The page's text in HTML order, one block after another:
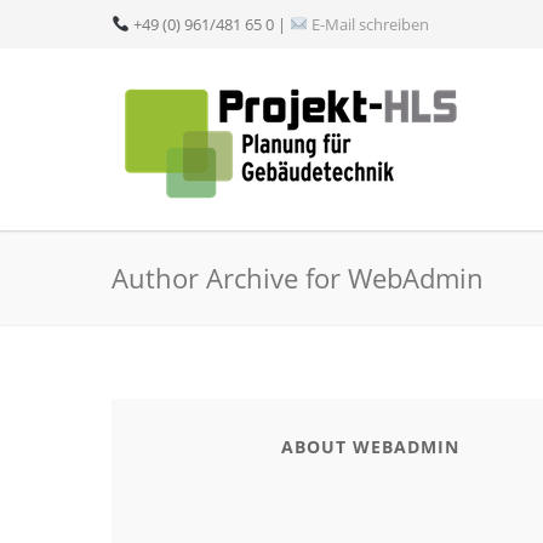
+49 (0) 961/481 65 0 | E-Mail schreiben
Author Archive for WebAdmin
ABOUT WEBADMIN